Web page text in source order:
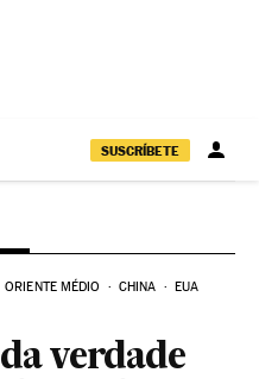
SUSCRÍBETE
ORIENTE MÉDIO CHINA EUA
verdade